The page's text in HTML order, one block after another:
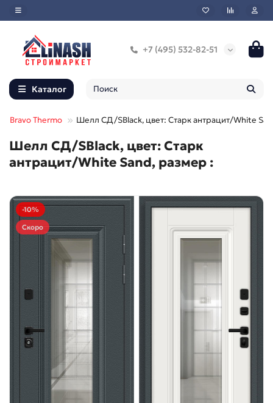
+7 (495) 532-82-51
Каталог
Bravo Thermo Шелл СД/SBlack, цвет: Старк антрацит/White
Шелл СД/SBlack, цвет: Старк
антрацит/White Sand, размер :
-10%
Скоро